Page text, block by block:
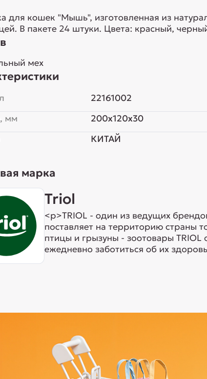
для кошек "Мышь", изготовленная из
В пакете 24 штуки. Цвета: красный,
мех
22161002
мм
200x120x30
КИТАЙ
марка
Triol
<p>TRIOL - один из ведущих
поставляет на территорию страны
птицы и грызуны - зоотовары
ежедневно заботиться об их